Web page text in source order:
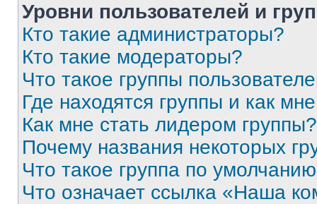
Уровни пользователей и
Кто такие администраторы?
Кто такие модераторы?
Что такое группы
Где находятся группы и как
Как мне стать лидером группы?
Почему названия некоторых
Что такое группа по
Что означает ссылка «Наша